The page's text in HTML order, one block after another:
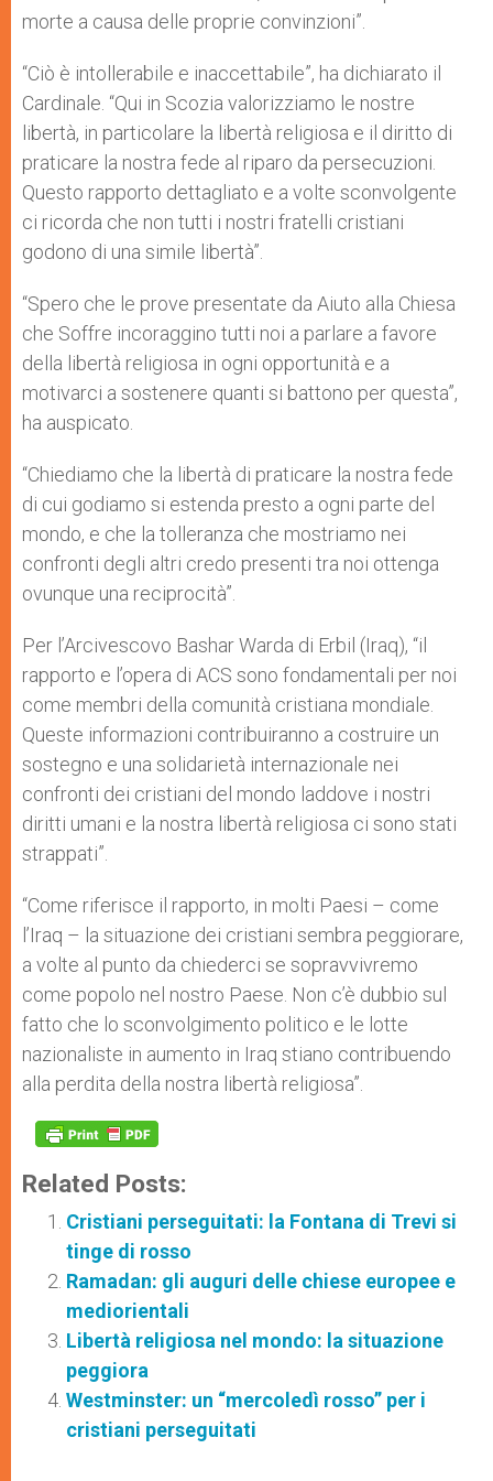
morte a causa delle proprie convinzioni”.
“Ciò è intollerabile e inaccettabile”, ha dichiarato il
Cardinale. “Qui in Scozia valorizziamo le nostre
libertà, in particolare la libertà religiosa e il diritto di
praticare la nostra fede al riparo da persecuzioni.
Questo rapporto dettagliato e a volte sconvolgente
ci ricorda che non tutti i nostri fratelli cristiani
godono di una simile libertà”.
“Spero che le prove presentate da Aiuto alla Chiesa
che Soffre incoraggino tutti noi a parlare a favore
della libertà religiosa in ogni opportunità e a
motivarci a sostenere quanti si battono per questa”,
ha auspicato.
“Chiediamo che la libertà di praticare la nostra fede
di cui godiamo si estenda presto a ogni parte del
mondo, e che la tolleranza che mostriamo nei
confronti degli altri credo presenti tra noi ottenga
ovunque una reciprocità”.
Per l’Arcivescovo Bashar Warda di Erbil (Iraq), “il
rapporto e l’opera di ACS sono fondamentali per noi
come membri della comunità cristiana mondiale.
Queste informazioni contribuiranno a costruire un
sostegno e una solidarietà internazionale nei
confronti dei cristiani del mondo laddove i nostri
diritti umani e la nostra libertà religiosa ci sono stati
strappati”.
“Come riferisce il rapporto, in molti Paesi – come
l’Iraq – la situazione dei cristiani sembra peggiorare,
a volte al punto da chiederci se sopravvivremo
come popolo nel nostro Paese. Non c’è dubbio sul
fatto che lo sconvolgimento politico e le lotte
nazionaliste in aumento in Iraq stiano contribuendo
alla perdita della nostra libertà religiosa”.
Related Posts:
Cristiani perseguitati: la Fontana di Trevi si
tinge di rosso
Ramadan: gli auguri delle chiese europee e
mediorientali
Libertà religiosa nel mondo: la situazione
peggiora
Westminster: un “mercoledì rosso” per i
cristiani perseguitati